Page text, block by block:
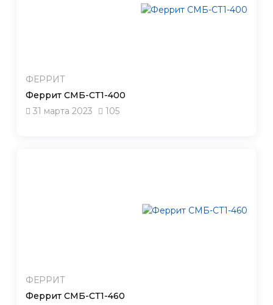
ФЕРРИТ
Феррит СМБ-СТ1-400
31 марта 2023
105
ФЕРРИТ
Феррит СМБ-СТ1-460